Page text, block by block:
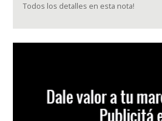
Todos los detalles en esta nota!